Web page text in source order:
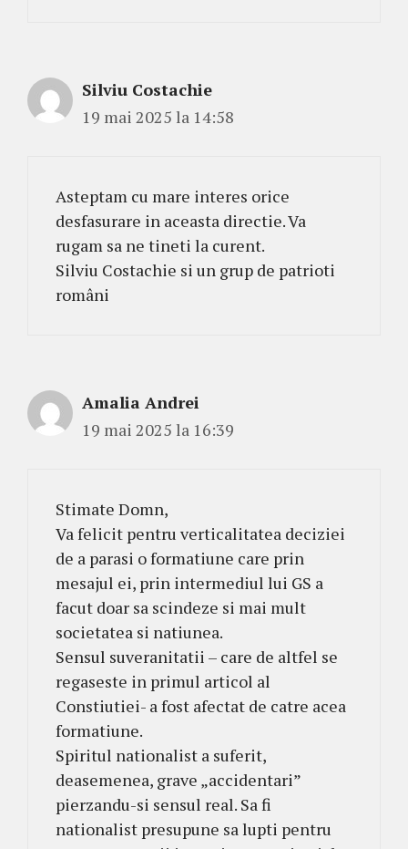
Silviu Costachie
19 mai 2025 la 14:58
Asteptam cu mare interes orice
desfasurare in aceasta directie. Va
rugam sa ne tineti la curent.
Silviu Costachie si un grup de patrioti
români
Amalia Andrei
19 mai 2025 la 16:39
Stimate Domn,
Va felicit pentru verticalitatea deciziei
de a parasi o formatiune care prin
mesajul ei, prin intermediul lui GS a
facut doar sa scindeze si mai mult
societatea si natiunea.
Sensul suveranitatii – care de altfel se
regaseste in primul articol al
Constiutiei- a fost afectat de catre acea
formatiune.
Spiritul nationalist a suferit,
deasemenea, grave „accidentari”
pierzandu-si sensul real. Sa fi
nationalist presupune sa lupti pentru